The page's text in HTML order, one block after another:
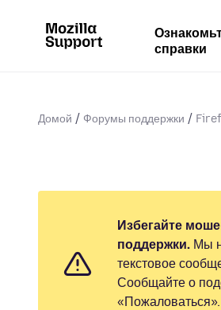
справки
Домой Форумы поддержки
Избегайте
поддержки. Мы
текстовое
Сообщайте о
«Пожаловаться».